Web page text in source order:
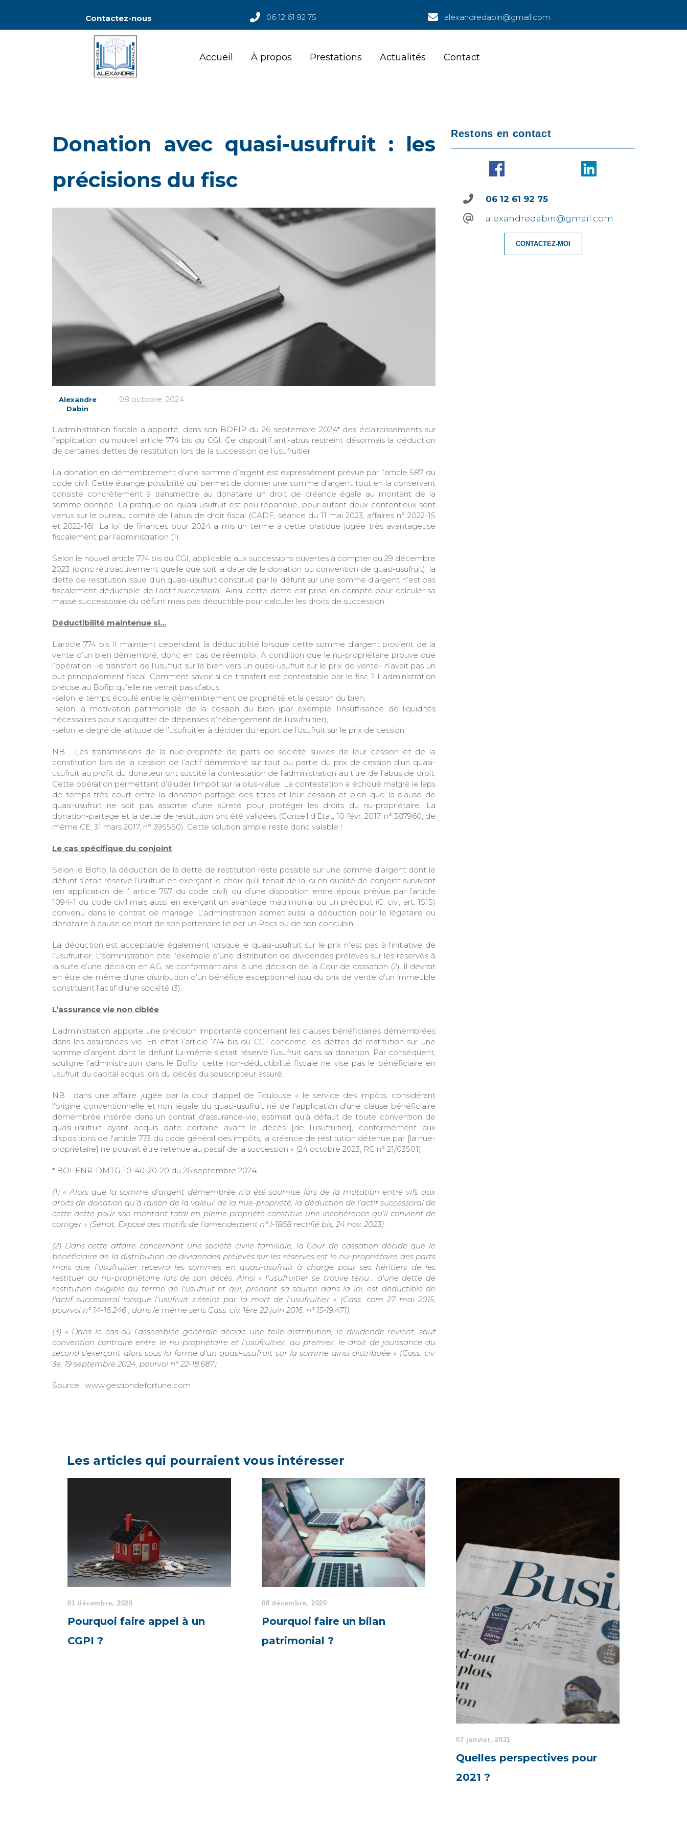
Contactez-nous 06 12 61 92 75 alexandredabin@gmail.com
Accueil À propos Prestations Actualités Contact
Donation avec quasi-usufruit : les
précisions du fisc
Alexandre
Dabin
08 octobre, 2024
L’administration fiscale a apporté, dans son BOFIP du 26 septembre 2024* des éclaircissements sur
l’application du nouvel article 774 bis du CGI. Ce dispositif anti-abus restreint désormais la déduction
de certaines dettes de restitution lors de la succession de l’usufruitier.
La donation en démembrement d’une somme d’argent est expressément prévue par l’article 587 du
code civil. Cette étrange possibilité qui permet de donner une somme d’argent tout en la conservant
consiste concrètement à transmettre au donataire un droit de créance égale au montant de la
somme donnée. La pratique de quasi-usufruit est peu répandue, pour autant deux contentieux sont
venus sur le bureau comité de l’abus de droit fiscal (CADF, séance du 11 mai 2023, affaires n° 2022-15
et 2022-16). La loi de finances pour 2024 a mis un terme à cette pratique jugée très avantageuse
fiscalement par l’administration (1).
Selon le nouvel article 774 bis du CGI, applicable aux successions ouvertes à compter du 29 décembre
2023 (donc rétroactivement quelle que soit la date de la donation ou convention de quasi-usufruit), la
dette de restitution issue d’un quasi-usufruit constitué par le défunt sur une somme d’argent n’est pas
fiscalement déductible de l’actif successoral. Ainsi, cette dette est prise en compte pour calculer sa
masse successorale du défunt mais pas déductible pour calculer les droits de succession.
Déductibilité maintenue si…
L’article 774 bis II maintient cependant la déductibilité lorsque cette somme d’argent provient de la
vente d’un bien démembré, donc en cas de réemploi. A condition que le nu-propriétaire prouve que
l’opération -le transfert de l’usufruit sur le bien vers un quasi-usufruit sur le prix de vente- n’avait pas un
but principalement fiscal. Comment savoir si ce transfert est contestable par le fisc ? L’administration
précise au Bofip qu’elle ne verrait pas d’abus :
-selon le temps écoulé entre le démembrement de propriété et la cession du bien,
-selon la motivation patrimoniale de la cession du bien (par exemple, l’insuffisance de liquidités
nécessaires pour s’acquitter de dépenses d’hébergement de l’usufruitier),
-selon le degré de latitude de l’usufruitier à décider du report de l’usufruit sur le prix de cession.
NB : Les transmissions de la nue-propriété de parts de société suivies de leur cession et de la
constitution lors de la cession de l’actif démembré sur tout ou partie du prix de cession d’un quasi-
usufruit au profit du donateur ont suscité la contestation de l’administration au titre de l’abus de droit.
Cette opération permettant d’éluder l’impôt sur la plus-value. La contestation a échoué malgré le laps
de temps très court entre la donation-partage des titres et leur cession et bien que la clause de
quasi-usufruit ne soit pas assortie d'une sûreté pour protéger les droits du nu-propriétaire. La
donation-partage et la dette de restitution ont été validées (Conseil d’Etat, 10 févr. 2017, n° 387960, de
même CE, 31 mars 2017, n° 395550). Cette solution simple reste donc valable !
Le cas spécifique du conjoint
Selon le Bofip, la déduction de la dette de restitution reste possible sur une somme d’argent dont le
défunt s’était réservé l’usufruit en exerçant le choix qu’il tenait de la loi en qualité de conjoint survivant
(en application de l’ article 757 du code civil) ou d’une disposition entre époux prévue par l’article
1094-1 du code civil mais aussi en exerçant un avantage matrimonial ou un préciput (C. civ., art. 1515)
convenu dans le contrat de mariage. L’administration admet aussi la déduction pour le légataire ou
donataire à cause de mort de son partenaire lié par un Pacs ou de son concubin.
La déduction est acceptable également lorsque le quasi-usufruit sur le prix n’est pas à l’initiative de
l’usufruitier. L’administration cite l’exemple d’une distribution de dividendes prélevés sur les réserves à
la suite d’une décision en AG, se conformant ainsi à une décision de la Cour de cassation (2). Il devrait
en être de même d’une distribution d’un bénéfice exceptionnel issu du prix de vente d’un immeuble
constituant l’actif d’une société (3).
L’assurance vie non ciblée
L’administration apporte une précision importante concernant les clauses bénéficiaires démembrées
dans les assurances vie. En effet l’article 774 bis du CGI concerne les dettes de restitution sur une
somme d’argent dont le défunt lui-même s’était réservé l’usufruit dans sa donation. Par conséquent,
souligne l’administration dans le Bofip, cette non-déductibilité fiscale ne vise pas le bénéficiaire en
usufruit du capital acquis lors du décès du souscripteur assuré.
NB : dans une affaire jugée par la cour d'appel de Toulouse « le service des impôts, considérant
l'origine conventionnelle et non légale du quasi-usufruit né de l'application d'une clause bénéficiaire
démembrée insérée dans un contrat d'assurance-vie, estimait qu'à défaut de toute convention de
quasi-usufruit ayant acquis date certaine avant le décès [de l’usufruitier], conformément aux
dispositions de l'article 773 du code général des impôts, la créance de restitution détenue par [la nue-
propriétaire] ne pouvait être retenue au passif de la succession » (24 octobre 2023, RG n° 21/03501).
* BOI-ENR-DMTG-10-40-20-20 du 26 septembre 2024.
(1) « Alors que la somme d’argent démembrée n’a été soumise lors de la mutation entre vifs aux
droits de donation qu’à raison de la valeur de la nue-propriété, la déduction de l’actif successoral de
cette dette pour son montant total en pleine propriété constitue une incohérence qu’il convient de
corriger » (Sénat, Exposé des motifs de l’amendement n° I-1868 rectifié bis, 24 nov. 2023).
(2) Dans cette affaire concernant une société civile familiale, la Cour de cassation décide que le
bénéficiaire de la distribution de dividendes prélevés sur les réserves est le nu-propriétaire des parts
mais que l’usufruitier recevra les sommes en quasi-usufruit à charge pour ses héritiers de les
restituer au nu-propriétaire lors de son décès. Ainsi « l'usufruitier se trouve tenu… d'une dette de
restitution exigible au terme de l'usufruit et qui, prenant sa source dans la loi, est déductible de
l'actif successoral lorsque l'usufruit s'éteint par la mort de l'usufruitier » (Cass. com 27 mai 2015,
pourvoi n° 14-16.246 ; dans le même sens Cass. civ. 1ère 22 juin 2016, n° 15-19.471).
(3) « Dans le cas où l’assemblée générale décide une telle distribution, le dividende revient, sauf
convention contraire entre le nu-propriétaire et l'usufruitier, au premier, le droit de jouissance du
second s'exerçant alors sous la forme d'un quasi-usufruit sur la somme ainsi distribuée » (Cass. civ.
3e, 19 septembre 2024, pourvoi n° 22-18.687).
Source : www.gestiondefortune.com
Restons en contact
06 12 61 92 75
alexandredabin@gmail.com
CONTACTEZ-MOI
Les articles qui pourraient vous intéresser
01 décembre, 2020
Pourquoi faire appel à un
CGPI ?
08 décembre, 2020
Pourquoi faire un bilan
patrimonial ?
07 janvier, 2021
Quelles perspectives pour
2021 ?
Accueil À propos Prestations Actualités Contact